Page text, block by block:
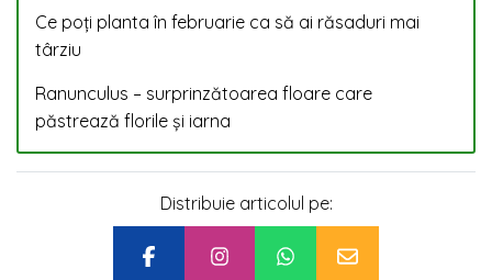
Ce poți planta în februarie ca să ai răsaduri mai
târziu
Ranunculus – surprinzătoarea floare care
păstrează florile și iarna
Distribuie articolul pe: